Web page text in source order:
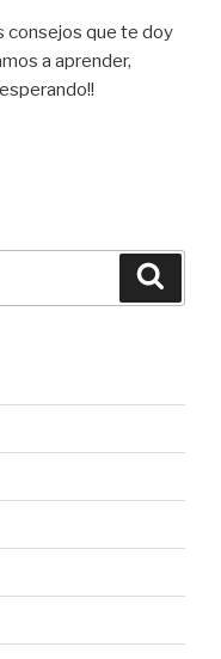
consejos que te doy
a aprender,